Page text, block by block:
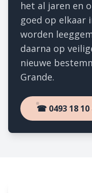
het al jaren en
goed op elkaar
worden
daarna op
nieuwe
Grande.
☎ 0493 18 10